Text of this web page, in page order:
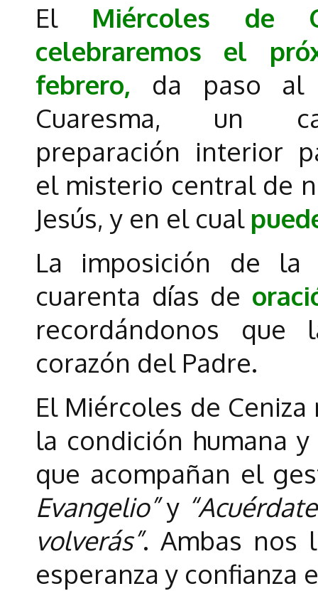
El Miércoles de
celebraremos el
febrero, da paso al
Cuaresma, un
preparación interior
el misterio central de
Jesús, y en el cual
La imposición de
cuarenta días de
recordándonos
corazón del Padre.
El Miércoles de
la condición humana
que acompañan el
Evangelio”y
volverás”. Ambas nos
esperanza y confianza